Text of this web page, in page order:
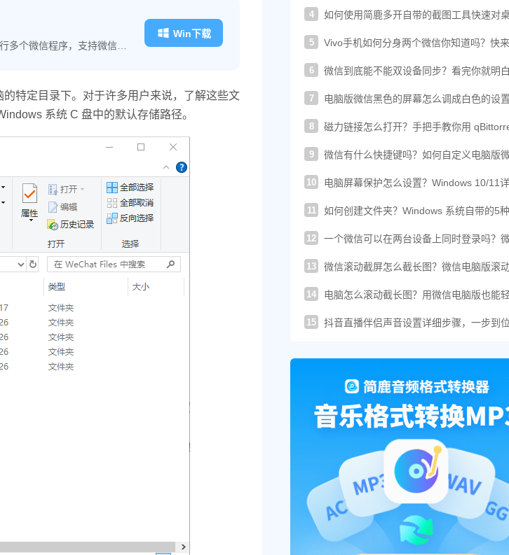
多个微信程序，支持微信多
Win下载
特定目录下。对于许多用户来说，了解这些文
系统 C 盘中的默认存储路径。
4
如何使用简鹿多开自带的截图工具快速对
5
Vivo手机如何分身两个微信你知道吗？快
6
微信到底能不能双设备同步？看完你就明
7
电脑版微信黑色的屏幕怎么调成白色的设
8
磁力链接怎么打开？手把手教你用
9
微信有什么快捷键吗？如何自定义电脑版
10
电脑屏幕保护怎么设置？Windows 10/11
11
如何创建文件夹？Windows 系统自带的5
12
一个微信可以在两台设备上同时登录吗？
13
微信滚动截屏怎么截长图？微信电脑版滚
14
电脑怎么滚动截长图？用微信电脑版也能
15
抖音直播伴侣声音设置详细步骤，一步到